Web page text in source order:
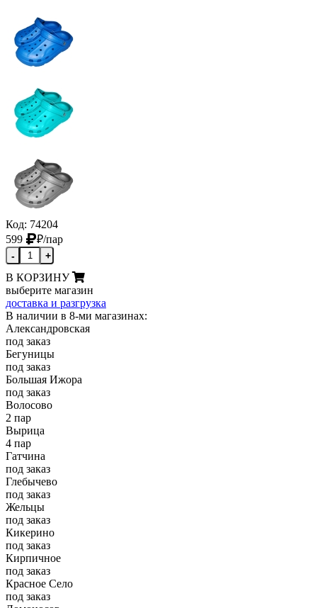
Код: 74204
599
₽/пар
- +
В КОРЗИНУ
выберите магазин
доставка и разгрузка
В наличии в 8-ми магазинах:
Александровская
под заказ
Бегуницы
под заказ
Большая Ижора
под заказ
Волосово
2 пар
Вырица
4 пар
Гатчина
под заказ
Глебычево
под заказ
Жельцы
под заказ
Кикерино
под заказ
Кирпичное
под заказ
Красное Село
под заказ